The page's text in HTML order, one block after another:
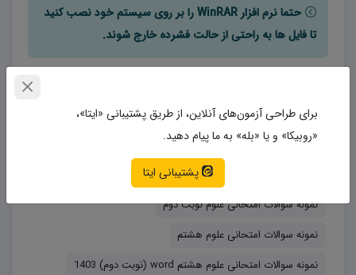
حتما نرم افزار WinRAR را بر روی سیستم خود نصب کنید
تا فایل ها به راحتی از حالت فشرده خارج شوند.
word دانلود نمونه سوالات امتحانی علوم هشتم word (نوبت اول)
دانلود نمونه سوالات امتحانی علوم هشتم word (نوبت دوم) 1403
نمونه سوالات امتحانی علوم
نمونه سوالات امتحانی علوم نوبت دوم
نمونه سوالات امتحانی علوم هشتم
نمونه سوالات امتحانی علوم هشتم word (نوبت دوم) 1403
برای طراحی آزمون‌های آنلاین، از طریق پشتیبانی «ایتا»،
«روبیکا» و یا «بله» به ما پیام دهید.
پشتیبانی ایتا